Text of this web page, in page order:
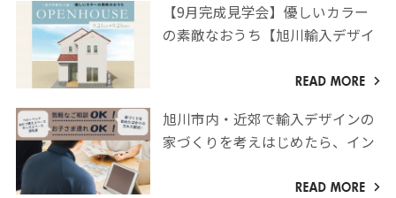
【9月完成見学会】優しいカラー
の素敵なおうち【旭川輸入デザイ
旭川市内・近郊で輸入デザインの
家づくりを考えはじめたら、イン